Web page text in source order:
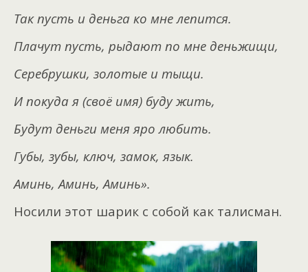
Так пусть и деньга ко мне лепится.
Плачут пусть, рыдают по мне деньжищи,
Серебрушки, золотые и тыщи.
И покуда я (своё имя) буду жить,
Будут деньги меня яро любить.
Губы, зубы, ключ, замок, язык.
Аминь, Аминь, Аминь».
Носили этот шарик с собой как талисман.